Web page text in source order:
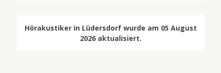
Hörakustiker in Lüdersdorf wurde am 05 August
2026 aktualisiert.